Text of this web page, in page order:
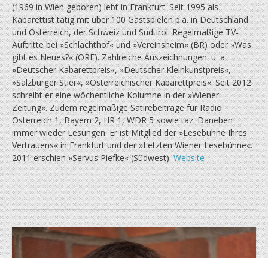
(1969 in Wien geboren) lebt in Frankfurt. Seit 1995 als
Kabarettist tätig mit über 100 Gastspielen p.a. in Deutschland
und Österreich, der Schweiz und Südtirol. Regelmäßige TV-
Auftritte bei »Schlachthof« und »Vereinsheim« (BR) oder »Was
gibt es Neues?« (ORF). Zahlreiche Auszeichnungen: u. a.
»Deutscher Kabarettpreis«, »Deutscher Kleinkunstpreis«,
»Salzburger Stier«, »Österreichischer Kabarettpreis«. Seit 2012
schreibt er eine wöchentliche Kolumne in der »Wiener
Zeitung«. Zudem regelmäßige Satirebeiträge für Radio
Österreich 1, Bayern 2, HR 1, WDR 5 sowie taz. Daneben
immer wieder Lesungen. Er ist Mitglied der »Lesebühne Ihres
Vertrauens« in Frankfurt und der »Letzten Wiener Lesebühne«.
2011 erschien »Servus Piefke« (Südwest).Website